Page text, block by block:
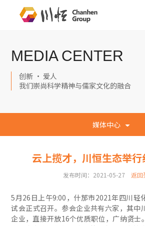
MEDIA CENTER
创新 · 爱人
我们崇尚科学精神与儒家文化的融合
媒体中心
云上揽才，川恒生态举行
发布时间：2021-05-27 返回
5月26日上午9:00，什邡市2021年四川轻
试会正式召开。参会企业共有六家，其中
企业，直接开放16个优质职位，广纳贤士